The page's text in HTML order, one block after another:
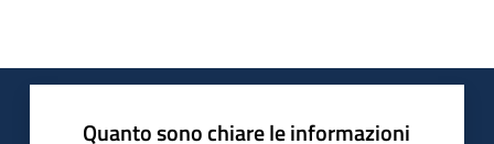
Quanto sono chiare le informazioni